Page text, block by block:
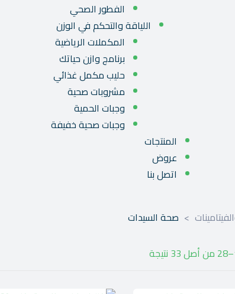
الفطور الصحي
اللياقة والتحكم في الوزن
المكملات الرياضية
برنامج وازن حياتك
حليب مكمل غذائي
مشروبات صحية
وجبات الحمية
وجبات صحية خفيفة
المنتجات
عروض
اتصل بنا
> صحة السيدات